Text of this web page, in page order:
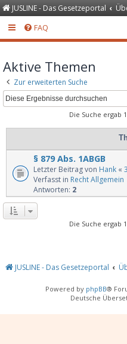
JUSLINE - Das Gesetzeportal
FAQ
Aktive Themen
Zur erweiterten Suche
Die Suche ergab
§ 879 Abs. 1ABGB
Letzter Beitrag von Hank «
Verfasst in Recht Allgemein
Antworten: 2
Die Suche ergab
JUSLINE - Das Gesetzeportal
Powered by phpBB®
Deutsche